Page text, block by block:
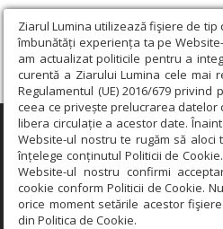
Ziarul Lumina utilizează fişiere de
îmbunătăți experiența ta pe
am actualizat politicile pentru a
curentă a Ziarului Lumina cele mai
Regulamentul (UE) 2016/679
ceea ce privește prelucrarea datelor
libera circulație a acestor date.
Website-ul nostru te rugăm să
înțelege conținutul Politicii de
Website-ul nostru confirmi
cookie conform Politicii de Cookie.
orice moment setările acestor
din Politica de Cookie.